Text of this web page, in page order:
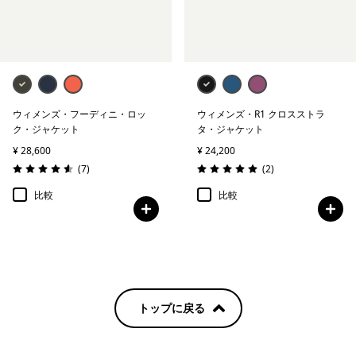
ウィメンズ・フーディニ・ロッ
ク・ジャケット
¥ 28,600
評価: 4.6 / 5
(7レビュー
)
比較
ウィメンズ・R1 クロスストラ
タ・ジャケット
¥ 24,200
評価: 5.0 / 5
(2レビュー
)
比較
トップに戻る